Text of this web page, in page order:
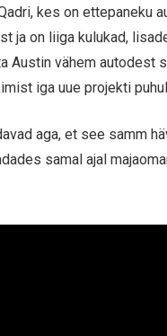
kes on ettepaneku
ja on liiga kulukad,
Austin vähem autodest
iga uue projekti
aga, et see samm
samal ajal